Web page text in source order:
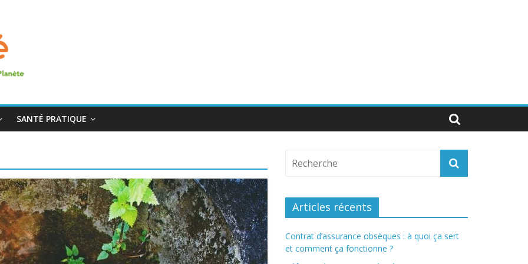
SANTÉ PRATIQUE
Articles récents
Contrat d’assurance obsèques : à quoi ça sert
et comment ça fonctionne ?